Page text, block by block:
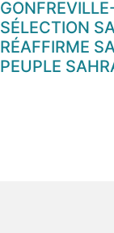
SÉLECTION
RÉAFFIRME
PEUPLE